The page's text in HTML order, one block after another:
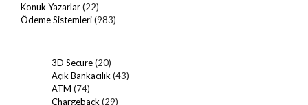
Konuk Yazarlar(22)
Ödeme Sistemleri(983)
3D Secure(20)
Açık Bankacılık (43)
ATM (74)
Chargeback (29)